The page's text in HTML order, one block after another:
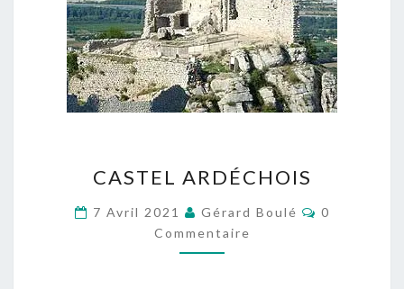
ARDÉCHOIS
CASTEL ARDÉCHOIS
7 Avril 2021 Gérard Boulé
0
Commentaire